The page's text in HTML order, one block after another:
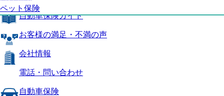
ペット保険
自動車保険ガイド
お客様の満足・不満の声
会社情報
電話・問い合わせ
自動車保険